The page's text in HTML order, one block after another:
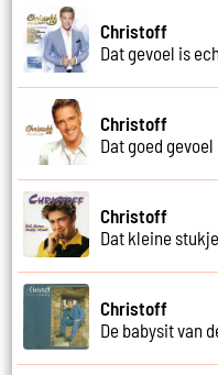
Christoff
Dat gevoel is
Christoff
Dat goed gevoel
Christoff
Dat kleine
Christoff
De babysit van